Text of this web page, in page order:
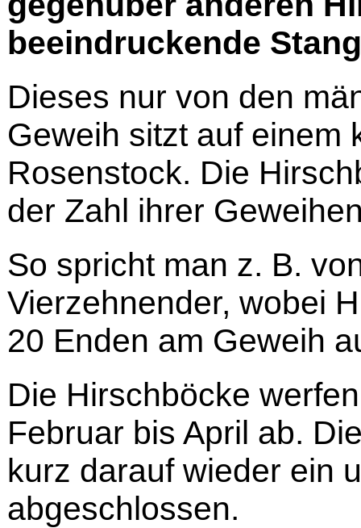
beeindruckende
Dieses nur von den
Geweih sitzt auf einem
Rosenstock. Die
der Zahl ihrer
So spricht man z. B.
Vierzehnender, wobei
20 Enden am Geweih
Die Hirschböcke
Februar bis April ab.
kurz darauf wieder ein
abgeschlossen.